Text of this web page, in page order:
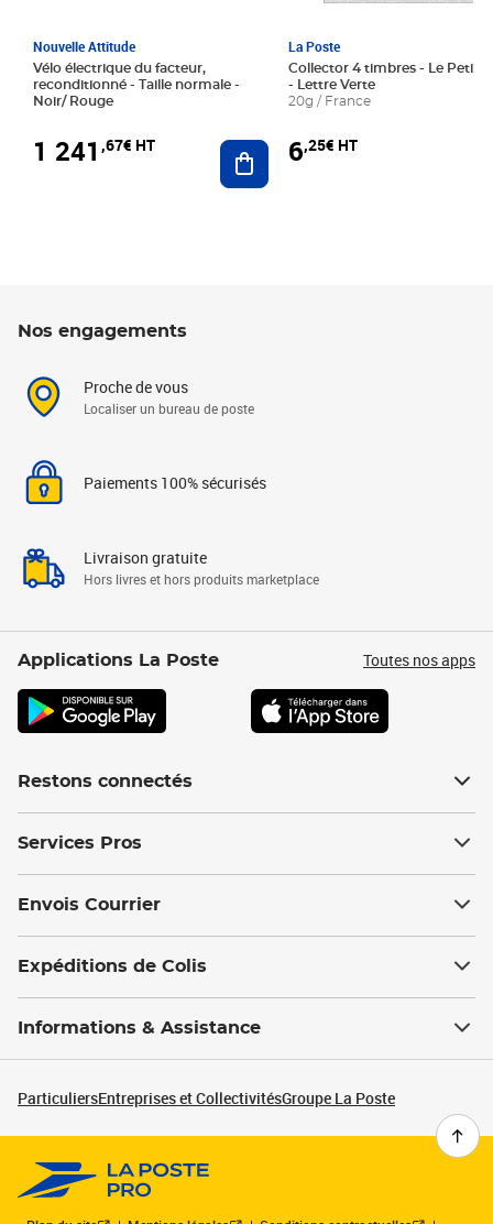
Nouvelle Attitude
Vélo électrique du facteur,
reconditionné - Taille normale -
Noir/ Rouge
1 241 ,67€ HT Ajouter au panier
La Poste
Collector 4 timbres - Le Petit
- Lettre Verte
20g / France
6,25€ HT
Nos engagements
Proche de vous
Localiser un bureau de poste
Paiements 100% sécurisés
Livraison gratuite
Hors livres et hors produits marketplace
Applications La Poste Toutes nos apps
Restons connectés
Services Pros
Envois Courrier
Expéditions de Colis
Informations & Assistance
ParticuliersEntreprises et CollectivitésGroupe La Poste